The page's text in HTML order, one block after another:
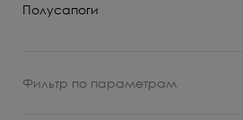
Полусапоги
Фильтр по параметрам